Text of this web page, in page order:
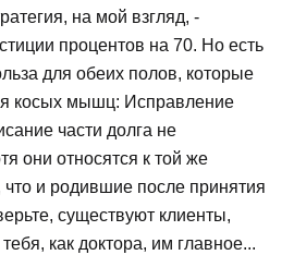
на мой взгляд, -
процентов на 70. Но есть
для обеих полов, которые
косых мышц: Исправление
части долга не
они относятся к той же
что и родившие после принятия
существуют клиенты,
как доктора, им главное...